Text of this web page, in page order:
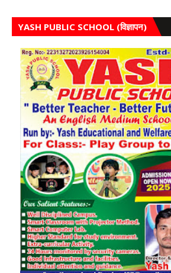
YASH PUBLIC SCHOOL (विज्ञापन)